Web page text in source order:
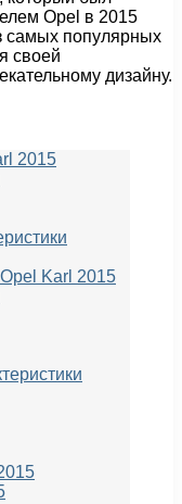
Opel в 2015
самых популярных
своей
дизайну.
2015
Karl 2015